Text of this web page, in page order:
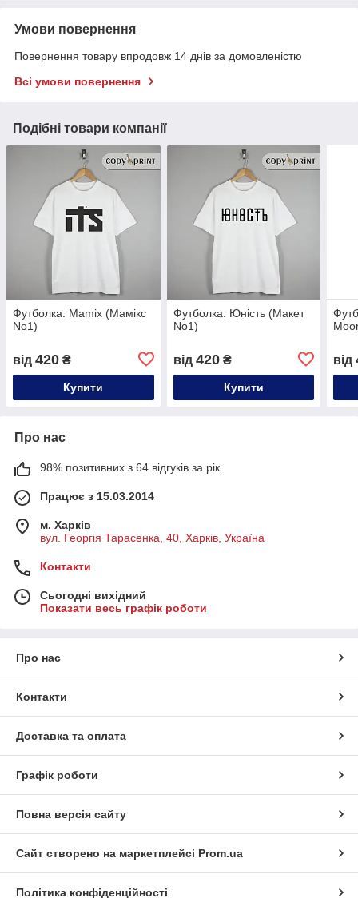
Умови повернення
Повернення товару впродовж 14 днів за домовленістю
Всі умови повернення
Подібні товари компанії
Футболка: Mamix (Мамікс
No1)
від 420 ₴
Купити
Футболка: Юність (Макет
No1)
від 420₴
Купити
від
Про нас
98% позитивних з 64 відгуків за рік
Працює з 15.03.2014
м. Харків
вул. Георгія Тарасенка, 40, Харків, Україна
Контакти
Сьогодні вихідний
Показати весь графік роботи
Про нас
Контакти
Доставка та оплата
Графік роботи
Повна версія сайту
Сайт створено на маркетплейсі Prom.ua
Політика конфіденційності